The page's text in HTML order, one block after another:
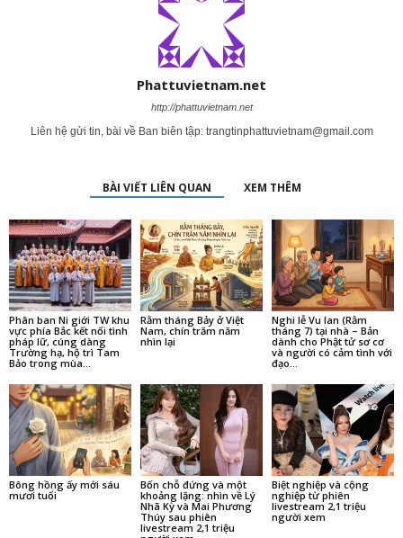
Phattuvietnam.net
http://phattuvietnam.net
Liên hệ gửi tin, bài về Ban biên tập: trangtinphattuvietnam@gmail.com
BÀI VIẾT LIÊN QUAN XEM THÊM
Phân ban Ni giới TW khu
vực phía Bắc kết nối tình
pháp lữ, cúng dàng
Trường hạ, hộ trì Tam
Bảo trong mùa...
Rằm tháng Bảy ở Việt
Nam, chín trăm năm
nhìn lại
Nghi lễ Vu lan (Rằm
tháng 7) tại nhà – Bản
dành cho Phật tử sơ cơ
và người có cảm tình với
đạo...
Bông hồng ấy mới sáu
mươi tuổi
Bốn chỗ đứng và một
khoảng lặng: nhìn về Lý
Nhã Kỳ và Mai Phương
Thúy sau phiên
livestream 2,1 triệu
Biệt nghiệp và cộng
nghiệp từ phiên
livestream 2,1 triệu
người xem